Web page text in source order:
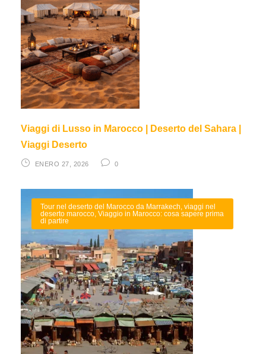
Viaggi di Lusso in Marocco | Deserto del Sahara |
Viaggi Deserto
ENERO 27, 2026 0
Tour nel deserto del Marocco da Marrakech viaggi nel
deserto marocco Viaggio in Marocco: cosa sapere prima
di partire